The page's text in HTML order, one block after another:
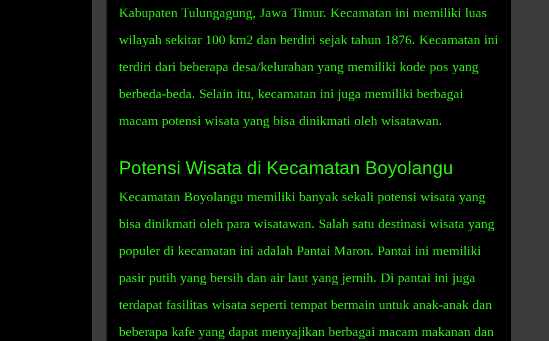
Kabupaten Tulungagung, Jawa Timur. Kecamatan ini memiliki luas
wilayah sekitar 100 km2 dan berdiri sejak tahun 1876. Kecamatan ini
terdiri dari beberapa desa/kelurahan yang memiliki kode pos yang
berbeda-beda. Selain itu, kecamatan ini juga memiliki berbagai
macam potensi wisata yang bisa dinikmati oleh wisatawan.
Potensi Wisata di Kecamatan Boyolangu
Kecamatan Boyolangu memiliki banyak sekali potensi wisata yang
bisa dinikmati oleh para wisatawan. Salah satu destinasi wisata yang
populer di kecamatan ini adalah Pantai Maron. Pantai ini memiliki
pasir putih yang bersih dan air laut yang jernih. Di pantai ini juga
terdapat fasilitas wisata seperti tempat bermain untuk anak-anak dan
beberapa kafe yang dapat menyajikan berbagai macam makanan dan